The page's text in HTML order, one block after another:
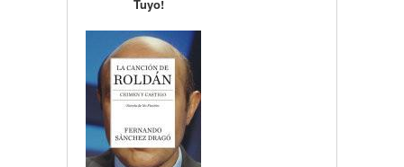
Tuyo!